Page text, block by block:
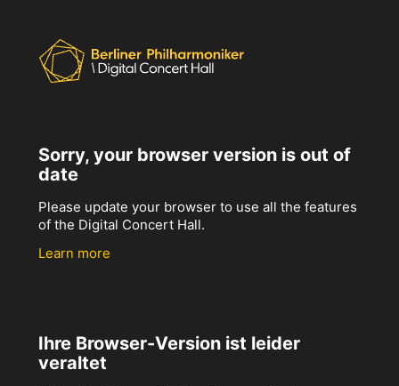
Sorry, your browser version is out of
date
Please update your browser to use all the features
of the Digital Concert Hall.
Learn more
Ihre Browser-Version ist leider
veraltet